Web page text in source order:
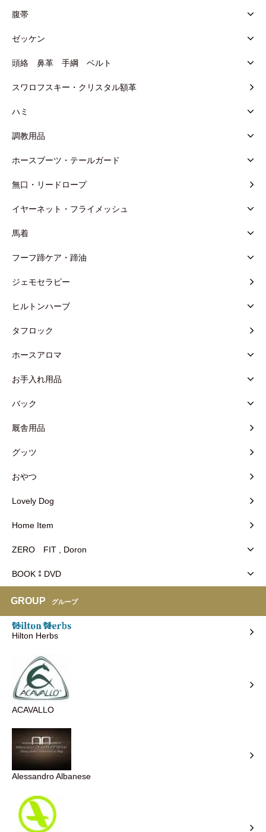
腹帯
ゼッケン
頭絡 鼻革 手綱 ベルト
スワロフスキー・クリスタル額革
ハミ
調教用品
ホースブーツ・テールガード
無口・リードロープ
イヤーネット・フライメッシュ
馬着
フーフ蹄ケア・蹄油
ジェモセラピー
ヒルトンハーブ
タフロック
ホースアロマ
お手入れ用品
バック
厩舎用品
グッツ
おやつ
Lovely Dog
Home Item
ZERO FIT , Doron
BOOK⁑DVD
GROUP グループ
Hilton Herbs
ACAVALLO
Alessandro Albanese